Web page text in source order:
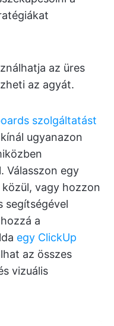
az üres
az agyát.
szolgáltatást
ugyanazon
Válasszon egy
vagy hozzon
segítségével
a
egy ClickUp
az összes
vizuális